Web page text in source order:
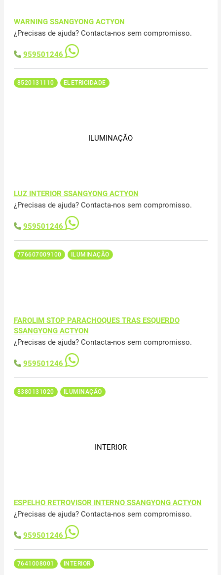
WARNING SSANGYONG ACTYON
¿Precisas de ajuda? Contacta-nos sem compromisso.
959501246
8520131110 ELETRICIDADE
ILUMINAÇÃO
LUZ INTERIOR SSANGYONG ACTYON
¿Precisas de ajuda? Contacta-nos sem compromisso.
959501246
776607009100 ILUMINAÇÃO
FAROLIM STOP PARACHOQUES TRAS ESQUERDO
SSANGYONG ACTYON
¿Precisas de ajuda? Contacta-nos sem compromisso.
959501246
8380131020 ILUMINAÇÃO
INTERIOR
ESPELHO RETROVISOR INTERNO SSANGYONG ACTYON
¿Precisas de ajuda? Contacta-nos sem compromisso.
959501246
7641008001 INTERIOR